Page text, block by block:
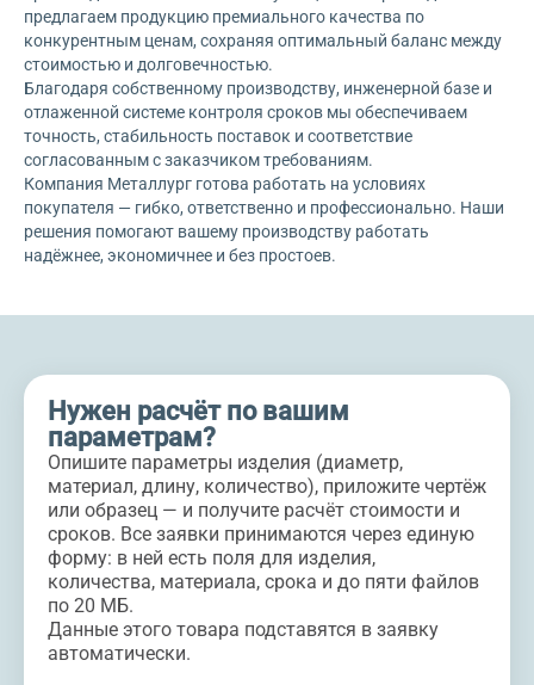
предлагаем продукцию премиального качества по
конкурентным ценам, сохраняя оптимальный баланс между
стоимостью и долговечностью.
Благодаря собственному производству, инженерной базе и
отлаженной системе контроля сроков мы обеспечиваем
точность, стабильность поставок и соответствие
согласованным с заказчиком требованиям.
Компания Металлург готова работать на условиях
покупателя — гибко, ответственно и профессионально. Наши
решения помогают вашему производству работать
надёжнее, экономичнее и без простоев.
Нужен расчёт по вашим
параметрам?
Опишите параметры изделия (диаметр,
материал, длину, количество), приложите чертёж
или образец — и получите расчёт стоимости и
сроков. Все заявки принимаются через единую
форму: в ней есть поля для изделия,
количества, материала, срока и до пяти файлов
по 20 МБ.
Данные этого товара подставятся в заявку
автоматически.